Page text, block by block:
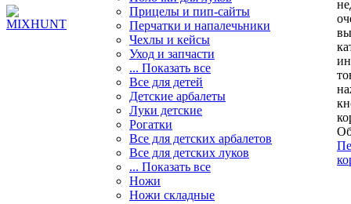
Прицелы и пип-сайты
Перчатки и напалечьники
Чехлы и кейсы
Уход и запчасти
... Показать все
Все для детей
Детские арбалеты
Луки детские
Рогатки
Все для детских арбалетов
Все для детских луков
... Показать все
Ножи
Ножи складные